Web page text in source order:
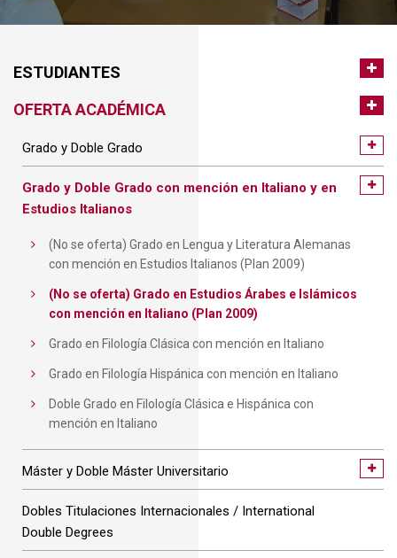
ESTUDIANTES
OFERTA ACADÉMICA
Grado y Doble Grado
Grado y Doble Grado con mención en Italiano y en
Estudios Italianos
(No se oferta) Grado en Lengua y Literatura Alemanas
con mención en Estudios Italianos (Plan 2009)
(No se oferta) Grado en Estudios Árabes e Islámicos
con mención en Italiano (Plan 2009)
Grado en Filología Clásica con mención en Italiano
Grado en Filología Hispánica con mención en Italiano
Doble Grado en Filología Clásica e Hispánica con
mención en Italiano
Máster y Doble Máster Universitario
Dobles Titulaciones Internacionales / International
Double Degrees